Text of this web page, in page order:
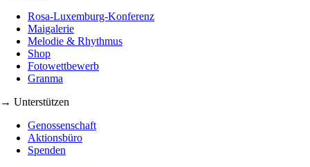
Rosa-Luxemburg-Konferenz
Maigalerie
Melodie & Rhythmus
Shop
Fotowettbewerb
Granma
→ Unterstützen
Genossenschaft
Aktionsbüro
Spenden